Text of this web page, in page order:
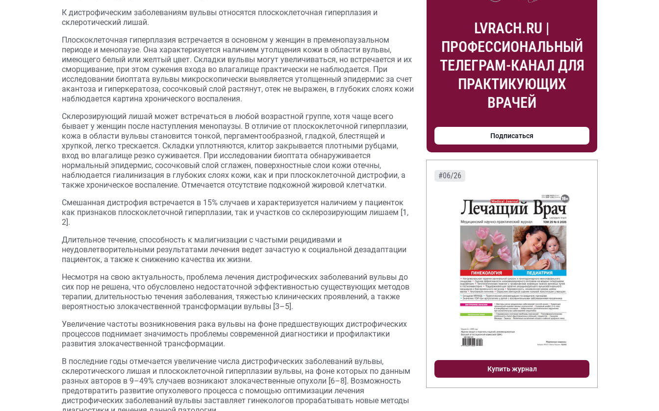
К дистрофическим заболеваниям вульвы относятся плоскоклеточная гиперплазия и
склеротический лишай.
Плоскоклеточная гиперплазия встречается в основном у женщин в пременопаузальном
периоде и менопаузе. Она характеризуется наличием утолщения кожи в области вульвы,
имеющего белый или желтый цвет. Складки вульвы могут увеличиваться, но встречается и их
сморщивание, при этом сужения входа во влагалище практически не наблюдается. При
исследовании биоптата вульвы микроскопически выявляется утолщенный эпидермис за счет
акантоза и гиперкератоза, сосочковый слой растянут, отек не выражен, в глубоких слоях кожи
наблюдается картина хронического воспаления.
Склерозирующий лишай может встречаться в любой возрастной группе, хотя чаще всего
бывает у женщин после наступления менопаузы. В отличие от плоскоклеточной гиперплазии,
кожа в области вульвы становится тонкой, пергаментообразной, гладкой, блестящей и
хрупкой, легко трескается. Складки уплотняются, клитор закрывается плотными рубцами,
вход во влагалище резко суживается. При исследовании биоптата обнаруживается
нормальный эпидермис, сосочковый слой сглажен, поверхностные слои кожи отечны,
наблюдается гиалинизация в глубоких слоях кожи, как и при плоскоклеточной дистрофии, а
также хроническое воспаление. Отмечается отсутствие подкожной жировой клетчатки.
Смешанная дистрофия встречается в 15% случаев и характеризуется наличием у пациенток
как признаков плоскоклеточной гиперплазии, так и участков со склерозирующим лишаем [1,
2].
Длительное течение, способность к малигнизации с частыми рецидивами и
неудовлетворительными результатами лечения ведет зачастую к социальной дезадаптации
пациенток, а также к снижению качества их жизни.
Несмотря на свою актуальность, проблема лечения дистрофических заболеваний вульвы до
сих пор не решена, что обусловлено недостаточной эффективностью существующих методов
терапии, длительностью течения заболевания, тяжестью клинических проявлений, а также
вероятностью злокачественной трансформации вульвы [3–5].
Увеличение частоты возникновения рака вульвы на фоне предшествующих дистрофических
процессов поднимает значимость проблемы современной диагностики и профилактики
развития злокачественной трансформации.
В последние годы отмечается увеличение числа дистрофических заболеваний вульвы,
склеротического лишая и плоскоклеточной гиперплазии вульвы, на фоне которых по данным
разных авторов в 9–49% случаев возникают злокачественные опухоли [6–8]. Возможность
предотвратить развитие опухолевого процесса с помощью оптимизации лечения
дистрофических заболеваний вульвы заставляет гинекологов прорабатывать новые методы
LVRACH.RU |
ПРОФЕССИОНАЛЬНЫЙ
ТЕЛЕГРАМ-КАНАЛ ДЛЯ
ПРАКТИКУЮЩИХ
ВРАЧЕЙ
Подписаться
#06/26
Купить журнал